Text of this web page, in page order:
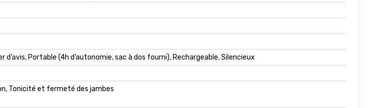
d’avis, Portable (4h d’autonomie, sac à dos fourni), Rechargeable, Silencieux
Tonicité et fermeté des jambes